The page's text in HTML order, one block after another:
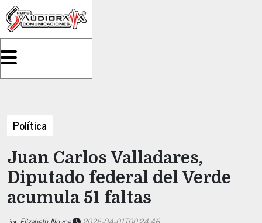
Política
Juan Carlos Valladares,
Diputado federal del Verde
acumula 51 faltas